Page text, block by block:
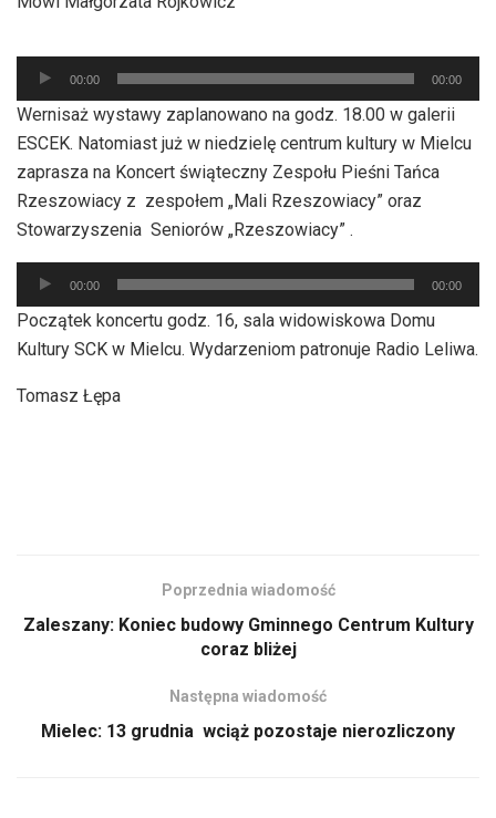
Odtwarzacz
plików
dźwiękowych
00:00 00:00
Wernisaż wystawy zaplanowano na godz. 18.00 w galerii
ESCEK. Natomiast już w niedzielę centrum kultury w Mielcu
zaprasza na Koncert świąteczny Zespołu Pieśni Tańca
Rzeszowiacy z zespołem „Mali Rzeszowiacy” oraz
Stowarzyszenia Seniorów „Rzeszowiacy” .
Odtwarzacz
plików
dźwiękowych
00:00 00:00
Początek koncertu godz. 16, sala widowiskowa Domu
Kultury SCK w Mielcu. Wydarzeniom patronuje Radio Leliwa.
Tomasz Łępa
Poprzednia wiadomość
Zaleszany: Koniec budowy Gminnego Centrum Kultury
coraz bliżej
Następna wiadomość
Mielec: 13 grudnia wciąż pozostaje nierozliczony